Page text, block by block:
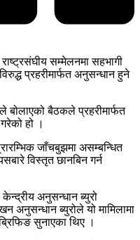
सम्मेलनमा सहभागी
प्रहरीमार्फत अनुसन्धान हुने
बैठकले प्रहरीमार्फत
हो ।
जाँचबुझमा असम्बन्धित
विस्तृत छानबिन गर्न
अनुसन्धान ब्युरो
अनुसन्धान ब्युरोले यो मामिलामा
सुनाएका थिए ।